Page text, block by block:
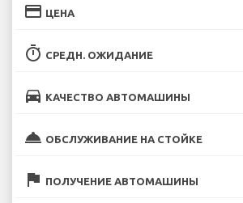
credit_card ЦЕНА
timer СРЕДН. ОЖИДАНИЕ
directions_car КАЧЕСТВО АВТОМАШИНЫ
room_service ОБСЛУЖИВАНИЕ НА СТОЙКЕ
flag ПОЛУЧЕНИЕ АВТОМАШИНЫ